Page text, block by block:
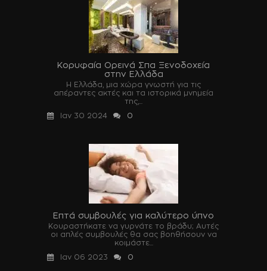
Κορυφαία Ορεινά Σπα Ξενοδοχεία
στην Ελλάδα
Η Ελλάδα, μια χώρα γνωστή για τις
απέραντες ακτές και τα ιστορικά μνημεία
της,...
Ιαν 30 2024
0
Επτά συμβουλές για καλύτερο ύπνο
Κουραστήκατε να γυρνάτε το βράδυ; Αυτές
οι απλές συμβουλές θα σας βοηθήσουν να
κοιμάστε...
Ιαν 06 2023
0